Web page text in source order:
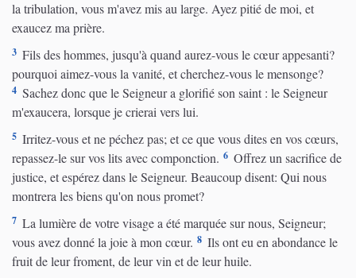
la tribulation, vous m'avez mis au large. Ayez pitié de moi, et
exaucez ma prière.
3 Fils des hommes, jusqu'à quand aurez-vous le cœur appesanti?
pourquoi aimez-vous la vanité, et cherchez-vous le mensonge?
4 Sachez donc que le Seigneur a glorifié son saint : le Seigneur
m'exaucera, lorsque je crierai vers lui.
5 Irritez-vous et ne péchez pas; et ce que vous dites en vos cœurs,
repassez-le sur vos lits avec componction. 6 Offrez un sacrifice de
justice, et espérez dans le Seigneur. Beaucoup disent: Qui nous
montrera les biens qu'on nous promet?
7 La lumière de votre visage a été marquée sur nous, Seigneur;
vous avez donné la joie à mon cœur. 8 Ils ont eu en abondance le
fruit de leur froment, de leur vin et de leur huile.